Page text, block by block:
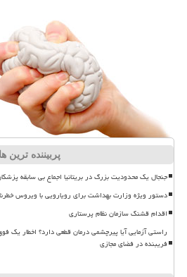
پربیننده ترین ها
جنجال یک محدودیت بزرگ در بریتانیا اجماع بی سابقه
دستور ویژه وزارت بهداشت برای رویارویی با ویروس
اقدام قشنگ سازمان نظام پرستاری
راستی آزمایی آیا پیرچشمی درمان قطعی دارد؟ اخطار یک
فریبنده در فضای مجازی